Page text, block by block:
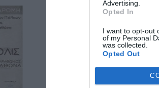
Advertising.
Opted In
I want to opt-out
of my Personal
was collected.
Opted Out